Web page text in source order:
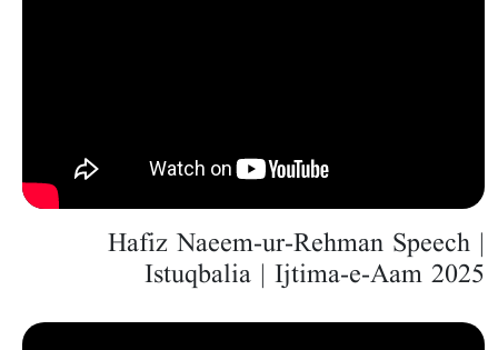
Hafiz Naeem-ur-Rehman Speech |
Istuqbalia | Ijtima-e-Aam 2025